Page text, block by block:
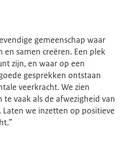
gemeenschap waar
en samen creëren. Een plek
zijn, en waar op een
gesprekken ontstaan
veerkracht. We zien
vaak als de afwezigheid van
we inzetten op positieve